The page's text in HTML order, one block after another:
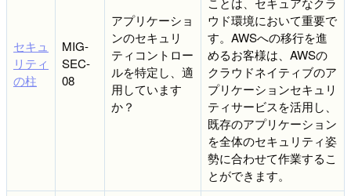
セキュ
リティ
の柱
MIG-
SEC-
08
アプリケーショ
ンのセキュリ
ティコントロー
ルを特定し、適
用しています
か？
ウド環境において重要で
す。AWSへの移行を進
めるお客様は、AWSの
クラウドネイティブのア
プリケーションセキュリ
ティサービスを活用し、
既存のアプリケーション
を全体のセキュリティ姿
勢に合わせて作業するこ
とができます。